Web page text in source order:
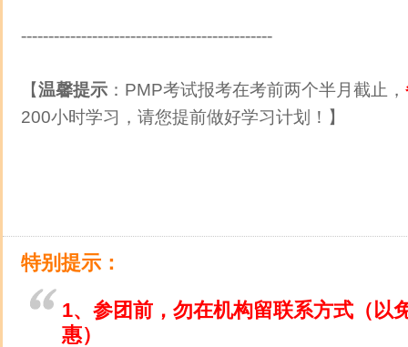
----------------------------------------------
【温馨提示 ：PMP考试报考在考前两个半月截止，
200小时学习，请您提前做好学习计划！】
特别提示：
1、参团前，勿在机构留联系方式（以
惠）